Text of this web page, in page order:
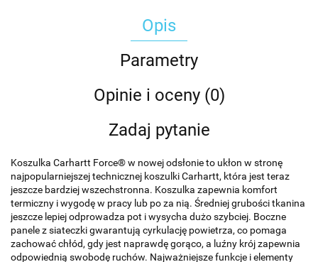
Opis
Parametry
Opinie i oceny (0)
Zadaj pytanie
Koszulka Carhartt Force® w nowej odsłonie to ukłon w stronę
najpopularniejszej technicznej koszulki Carhartt, która jest teraz
jeszcze bardziej wszechstronna. Koszulka zapewnia komfort
termiczny i wygodę w pracy lub po za nią. Średniej grubości tkanina
jeszcze lepiej odprowadza pot i wysycha dużo szybciej. Boczne
panele z siateczki gwarantują cyrkulację powietrza, co pomaga
zachować chłód, gdy jest naprawdę gorąco, a luźny krój zapewnia
odpowiednią swobodę ruchów. Najważniejsze funkcje i elementy